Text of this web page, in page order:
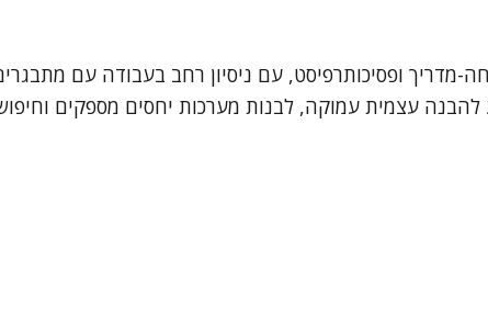
מדריך ופסיכותרפיסט, עם ניסיון רחב בעבודה עם
להבנה עצמית עמוקה, לבנות מערכות יחסים מספקים